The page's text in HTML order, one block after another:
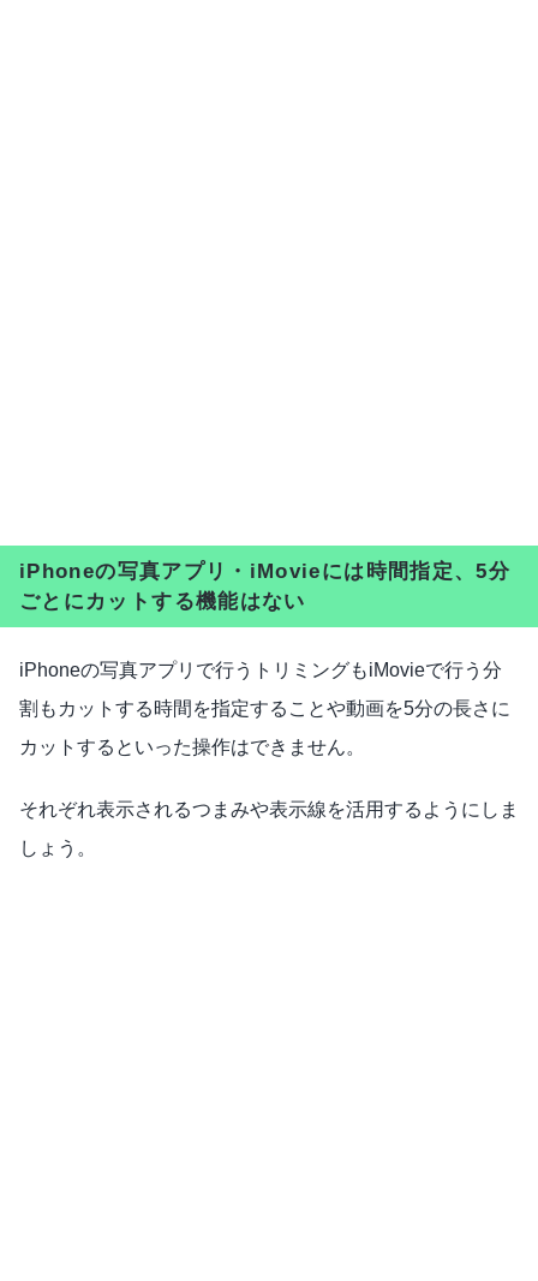
iPhoneの写真アプリ・iMovieには時間指定、5分
ごとにカットする機能はない
iPhoneの写真アプリで行うトリミングもiMovieで行う分
割もカットする時間を指定することや動画を5分の長さに
カットするといった操作はできません。
それぞれ表示されるつまみや表示線を活用するようにしま
しょう。